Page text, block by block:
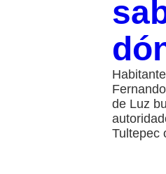
de Luz
Tultepec